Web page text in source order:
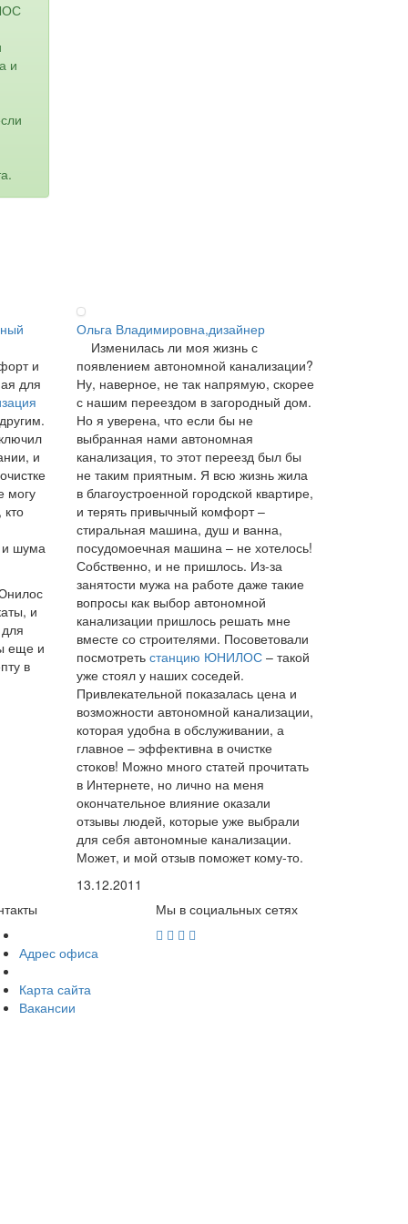
и
и
для
и
могу
кто
и шума
и
еще и
в
Ольга Владимировна,дизайнер
Изменилась ли моя жизнь с
появлением автономной канализации?
Ну, наверное, не так напрямую, скорее
с нашим переездом в загородный дом.
Но я уверена, что если бы не
выбранная нами автономная
канализация, то этот переезд был бы
не таким приятным. Я всю жизнь жила
в благоустроенной городской квартире,
и терять привычный комфорт –
стиральная машина, душ и ванна,
посудомоечная машина – не хотелось!
Собственно, и не пришлось. Из-за
занятости мужа на работе даже такие
вопросы как выбор автономной
канализации пришлось решать мне
вместе со строителями. Посоветовали
посмотреть станцию ЮНИЛОС– такой
уже стоял у наших соседей.
Привлекательной показалась цена и
возможности автономной канализации,
которая удобна в обслуживании, а
главное – эффективна в очистке
стоков! Можно много статей прочитать
в Интернете, но лично на меня
окончательное влияние оказали
отзывы людей, которые уже выбрали
для себя автономные канализации.
Может, и мой отзыв поможет кому-то.
13.12.2011
Адрес офиса
Карта сайта
Вакансии
Мы в социальных сетях